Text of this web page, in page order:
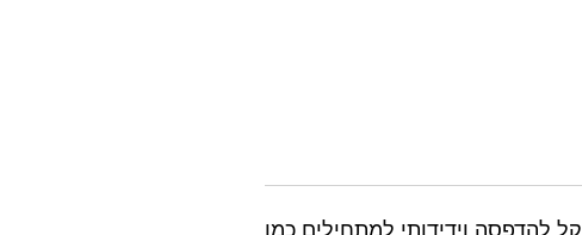
הוא PLA מחוזק בסיבי פחמן עם קשיחות וחוזק משופרים. PLA-CF קל להדפסה וידידותי למתחילים כמו